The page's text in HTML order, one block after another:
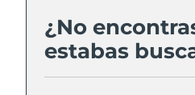
¿No
estabas